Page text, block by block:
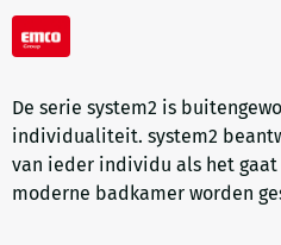
De serie system2 is
individualiteit. system2
van ieder individu als het
moderne badkamer worden